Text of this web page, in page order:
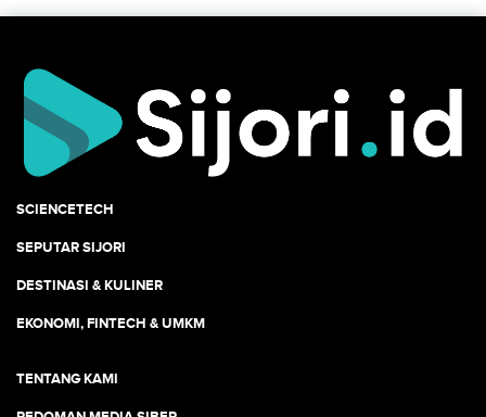
SCIENCETECH
SEPUTAR SIJORI
DESTINASI & KULINER
EKONOMI, FINTECH & UMKM
TENTANG KAMI